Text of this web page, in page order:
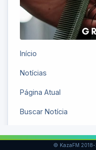
© KazaFM